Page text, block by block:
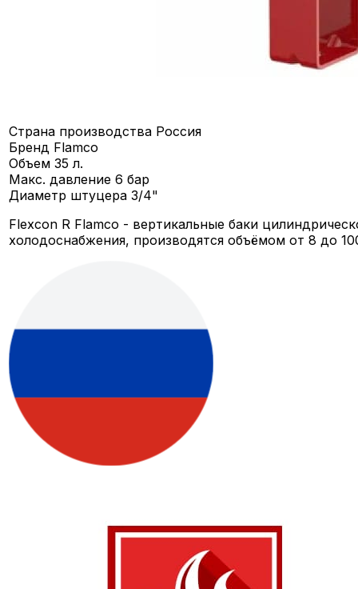
Страна производства Россия
Бренд Flamco
Объем35 л.
Макс. давление6 бар
Диаметр штуцера3/4"
Flexcon R Flamco - вертикальные баки
холодоснабжения, производятся объёмом от 8 до